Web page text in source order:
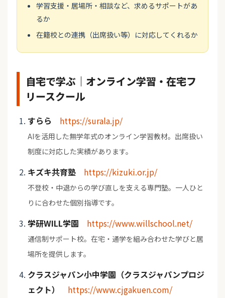
学習支援・居場所・相談など、求めるサポートがあ
るか
在籍校との連携（出席扱い等）に対応してくれるか
自宅で学ぶ｜オンライン学習・在宅フ
リースクール
すらら https://surala.jp/
AIを活用した無学年式のオンライン学習教材。出席扱い
制度に対応した実績があります。
キズキ共育塾 https://kizuki.or.jp/
不登校・中退からの学び直しを支える専門塾。一人ひと
りに合わせた個別指導です。
学研WILL学園 https://www.willschool.net/
通信制サポート校。在宅・通学を組み合わせた学びと居
場所を提供します。
クラスジャパン小中学園（クラスジャパンプロジ
ェクト）
https://www.cjgakuen.com/